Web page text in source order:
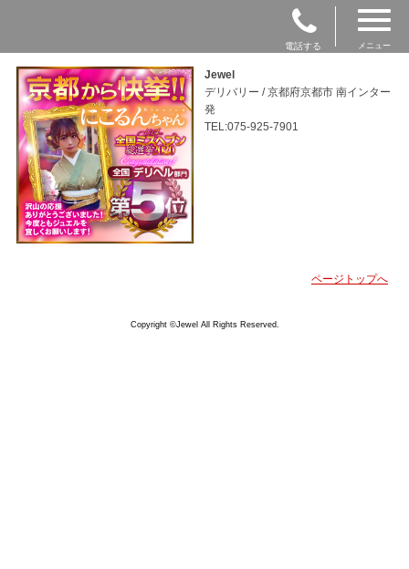
電話する メニュー
Jewel
デリバリー / 京都府京都市 南インター
発
TEL:075-925-7901
ページトップへ
Copyright ©Jewel All Rights Reserved.